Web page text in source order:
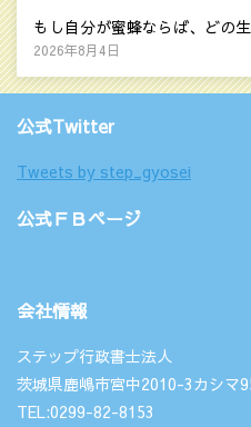
もし自分が蜜蜂ならば、どの
2026年8月4日
公式Twitter
Tweets by step_gyosei
公式ＦＢページ
会社情報
ステップ行政書士法人
茨城県鹿嶋市宮中2010-3カシマ
TEL:0299-82-8153